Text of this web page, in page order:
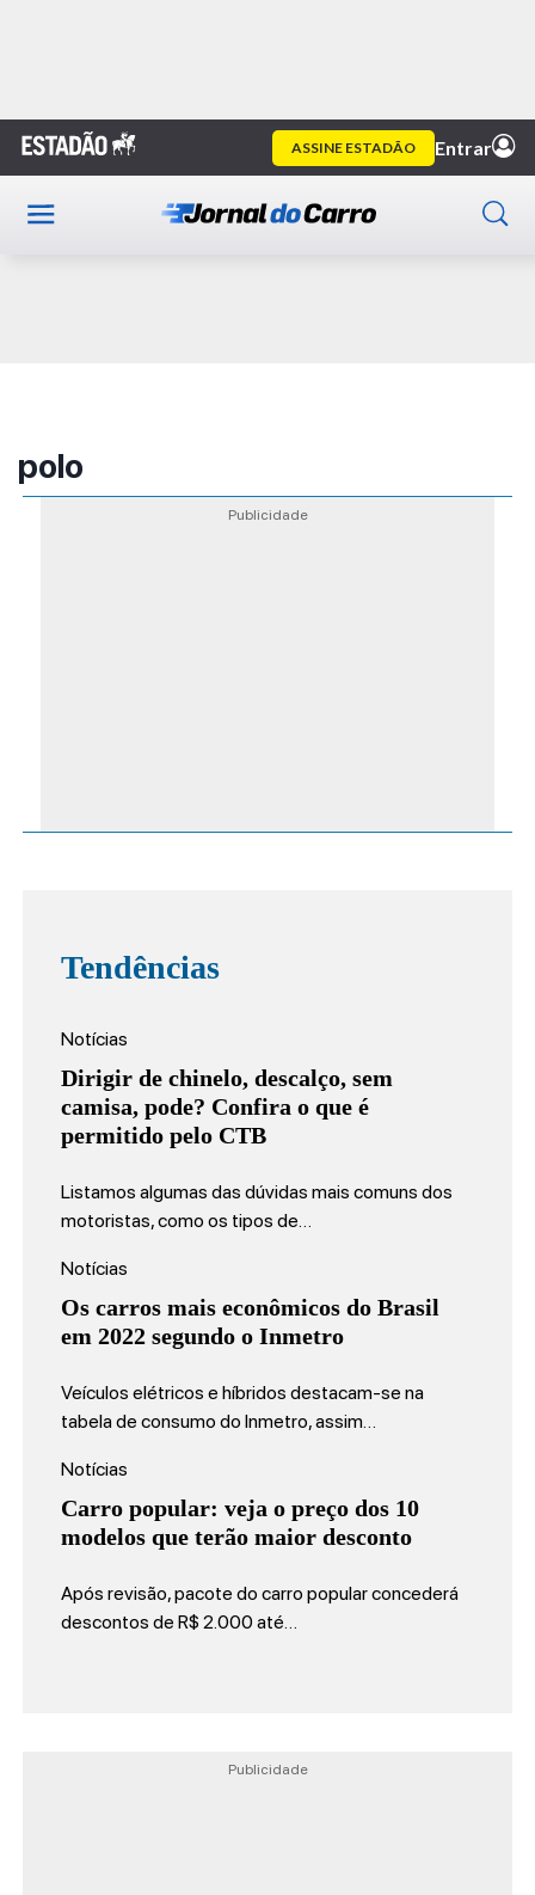
Home
Publicidade
polo
Publicidade
Tendências
Notícias
Dirigir de chinelo, descalço, sem
camisa, pode? Confira o que é
permitido pelo CTB
Listamos algumas das dúvidas mais comuns dos
motoristas, como os tipos de…
Notícias
Os carros mais econômicos do Brasil
em 2022 segundo o Inmetro
Veículos elétricos e híbridos destacam-se na
tabela de consumo do Inmetro, assim…
Notícias
Carro popular: veja o preço dos 10
modelos que terão maior desconto
Após revisão, pacote do carro popular concederá
descontos de R$ 2.000 até…
Publicidade